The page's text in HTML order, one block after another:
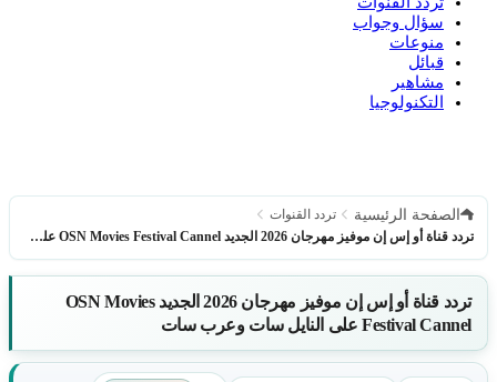
سؤال وجواب
منوعات
قبائل
مشاهير
التكنولوجيا
الصفحة الرئيسية
تردد القنوات
تردد قناة أو إس إن موفيز مهرجان 2026 الجديد OSN Movies Festival Cannel على النايل سات وعرب سات
تردد قناة أو إس إن موفيز مهرجان 2026 الجديد OSN Movies
Festival Cannel على النايل سات وعرب سات